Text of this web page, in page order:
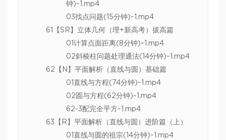
钟)~1.mp4
03找点问题(15分钟)~1.mp4
61【SR】立体几何（理+新高考）拔高篇
01计算点面距离(8分钟)~1.mp4
02斜棱柱问题处理通法(14分钟)~1.mp4
62【N】平面解析（直线与圆）基础篇
01直线与方程(74分钟)~1.mp4
02圆与方程(62分钟)~1.mp4
62-3配完全平方~1.mp4
63【R】平面解析（直线与圆）进阶篇（上）
01直线与圆的祖宗(14分钟)~1.mp4